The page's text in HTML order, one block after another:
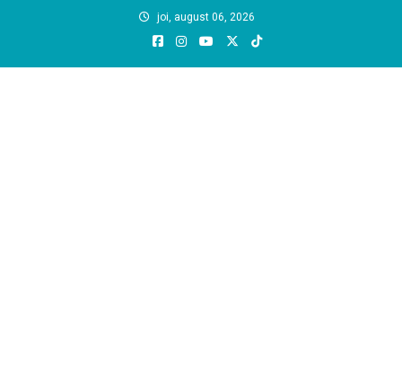
joi, august 06, 2026